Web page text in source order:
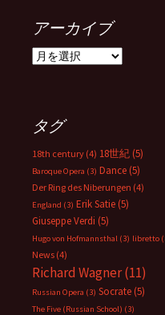
アーカイブ
ア
ブ
タグ
18th century (4) 18世紀 (5)
Baroque Opera (3) Dance (5)
Der Ring des Niberungen (4)
England (3) Erik Satie (5)
Giuseppe Verdi (5)
Hugo von Hofmannsthal (3) libretto
News (4)
Richard Wagner(11)
Russian Opera (3) Socrate (5)
The Five (Russian School) (3)